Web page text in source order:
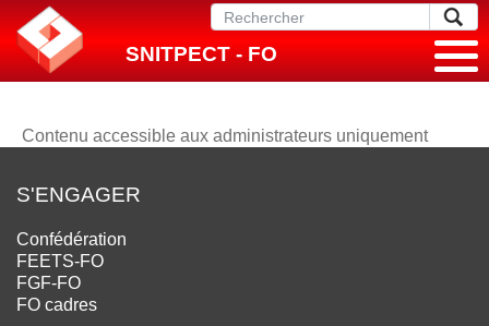
SNITPECT - FO
Contenu accessible aux administrateurs uniquement
S'ENGAGER
Confédération
FEETS-FO
FGF-FO
FO cadres